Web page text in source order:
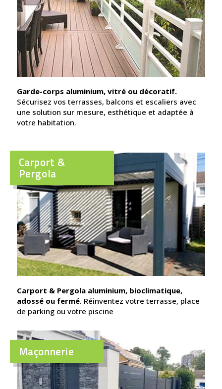
Garde-corps aluminium, vitré ou décoratif.
Sécurisez vos terrasses, balcons et escaliers avec
une solution sur mesure, esthétique et adaptée à
votre habitation.
Carport &
Pergola
Carport & Pergola aluminium, bioclimatique,
adossé ou fermé. Réinventez votre terrasse, place
de parking ou votre piscine
Maçonnerie